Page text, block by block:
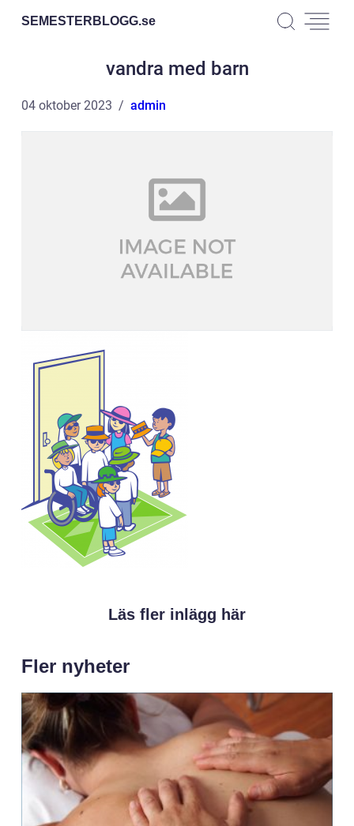
SEMESTERBLOGG.se
vandra med barn
04 oktober 2023 admin
Läs fler inlägg här
Fler nyheter